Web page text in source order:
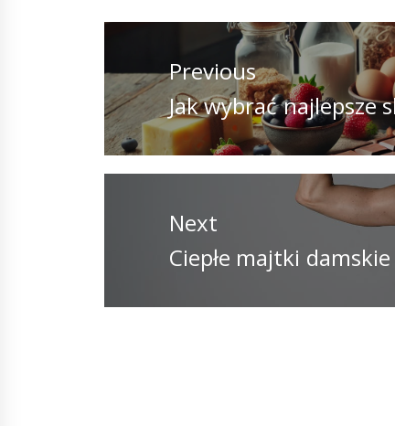
Nawigacja
wpisuPrevious
Previous
post:
Jak wybrać najlepsze
Next
Next
Ciepłe majtki